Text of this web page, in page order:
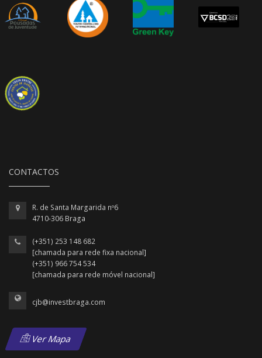
CONTACTOS
R. de Santa Margarida nº6
4710-306 Braga
(+351) 253 148 682
[chamada para rede fixa nacional]
(+351) 966 754 534
[chamada para rede móvel nacional]
cjb@investbraga.com
Ver Mapa